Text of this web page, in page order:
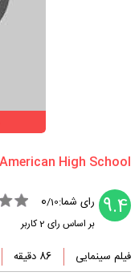
9.4 رای شما: 0/10
بر اساس رای 2کاربر
فیلم سینمایی 86 دقیقه